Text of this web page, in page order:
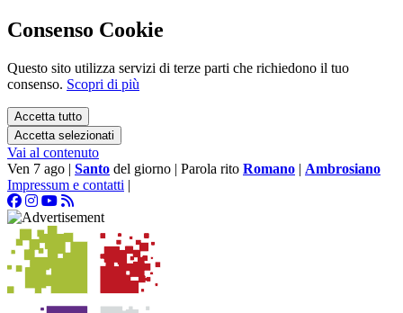
Consenso Cookie
Questo sito utilizza servizi di terze parti che richiedono il tuo
consenso. Scopri di più
Accetta tutto
Accetta selezionati
Vai al contenuto
Ven 7 ago | Santo del giorno | Parola rito Romano | Ambrosiano
Impressum e contatti |